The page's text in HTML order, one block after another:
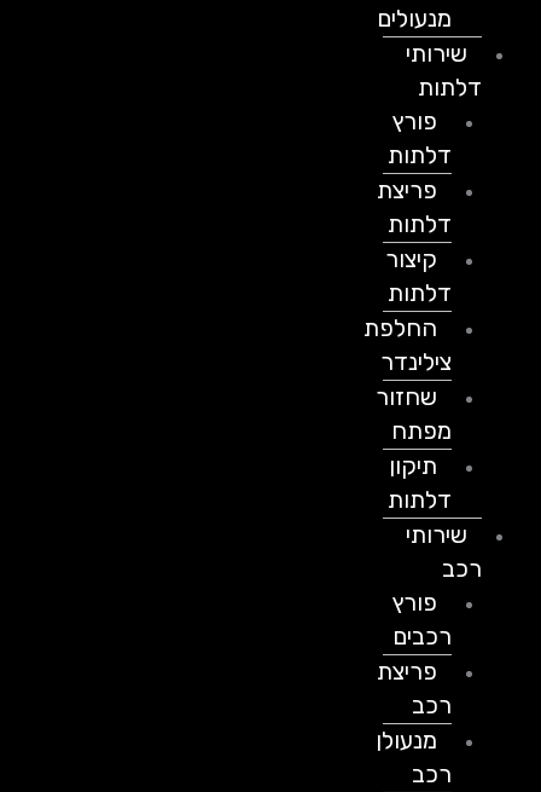
מנעולים
שירותי
דלתות
פורץ
דלתות
פריצת
דלתות
קיצור
דלתות
החלפת
צילינדר
שחזור
מפתח
תיקון
דלתות
שירותי
פורץ
רכבים
פריצת
מנעולן